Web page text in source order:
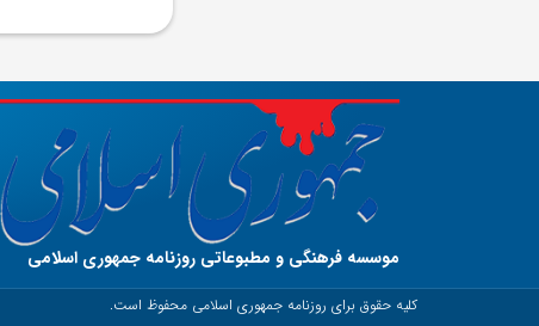
موسسه فرهنگی و مطبوعاتی روزنامه جمهوری اسلامی
کلیه حقوق برای روزنامه جمهوری اسلامی محفوظ است.